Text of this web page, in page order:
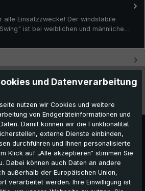
alle Einsatzzwecke! Der windstabile
ist bei weiblichen und männliche…
und Datenverarbeitung
nutzen wir Cookies und weitere
von Endgeräteinformationen und
Damit können wir die Funktionalität
externe Dienste einbinden,
durchführen und Ihnen personalisierte
Klick auf „Alle akzeptieren“ stimmen Sie
Dabei können auch Daten an andere
außerhalb der Europäischen Union,
verarbeitet werden. Ihre Einwilligung ist